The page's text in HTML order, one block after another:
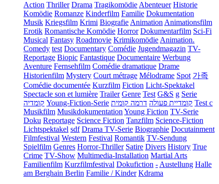
Action Thriller Drama TragikomödieAbenteuer Historie
Komödie Romanze Kinderfilm Familie Dokumentation
Musik Kriegsfilm Krimi BiografieAnimationAnimationsfilm
Erotik Romantische Komödie Horror Dokumentarfilm Sci-Fi
Musical Fantasy Roadmovie KrimikomödieAnimation.
Comedy test Documentary Comédie Jugendmagazin TV-
Reportage Biopic Fantastique Documentaire Werbung
Aventure Fernsehfilm Comédie dramatique Drame
Historienfilm Mystery Court métrage Mélodrame Spot 가족
Comédie documentée Kurzfilm Fiction Licht-Spektakel
Spectacle son et lumière Trailer Genre Test G&S g Serie
קומדיה Young-Fiction-Serie קומדיית פעולה דרמה קומית
Test c
Musikfilm MusikdokumentationYoung Fiction TV-Serie
Doku Reportage Science Fiction Tanzfilm Science-Fiction
Lichtspektakel sdf Drama TV-Serie Biographie Docutainment
Filmfestival Western Festival Romantik TV-Sendung
Spielfilm Genres Horror-Thriller Satire Divers History True
Crime TV-Show Multimedia-Installation Martial Arts
Familienfilm Kurzfilmfestival Dokufiction -Austellung Halle
am Berghain Berlin Familie / Kinder Kdrama